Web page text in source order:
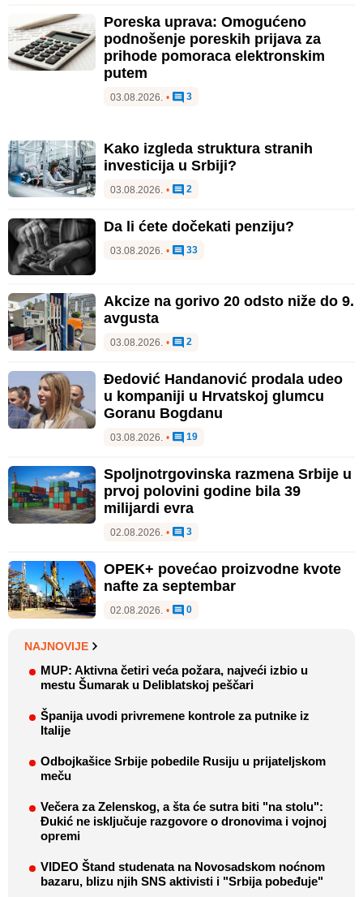
Poreska uprava: Omogućeno
podnošenje poreskih prijava za
prihode pomoraca elektronskim
putem
03.08.2026. • 3
Kako izgleda struktura stranih
investicija u Srbiji?
03.08.2026. • 2
Da li ćete dočekati penziju?
03.08.2026. • 33
Akcize na gorivo 20 odsto niže do 9.
avgusta
03.08.2026. • 2
Đedović Handanović prodala udeo
u kompaniji u Hrvatskoj glumcu
Goranu Bogdanu
03.08.2026. • 19
Spoljnotrgovinska razmena Srbije u
prvoj polovini godine bila 39
milijardi evra
02.08.2026. • 3
OPEK+ povećao proizvodne kvote
nafte za septembar
02.08.2026. • 0
NAJNOVIJE
MUP: Aktivna četiri veća požara, najveći izbio u
mestu Šumarak u Deliblatskoj peščari
Španija uvodi privremene kontrole za putnike iz
Italije
Odbojkašice Srbije pobedile Rusiju u prijateljskom
meču
Večera za Zelenskog, a šta će sutra biti "na stolu":
Đukić ne isključuje razgovore o dronovima i vojnoj
opremi
VIDEO Štand studenata na Novosadskom noćnom
bazaru, blizu njih SNS aktivisti i "Srbija pobeđuje"